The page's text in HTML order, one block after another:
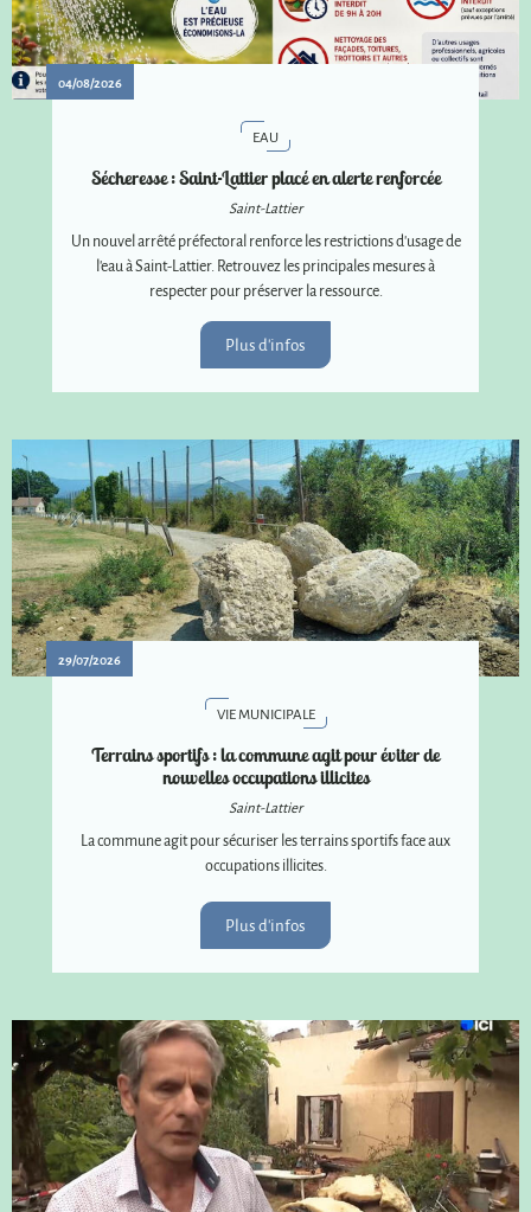
04/08/2026
EAU
Sécheresse : Saint-Lattier placé en alerte renforcée
Saint-Lattier
Un nouvel arrêté préfectoral renforce les restrictions d'usage de
l'eau à Saint-Lattier. Retrouvez les principales mesures à
respecter pour préserver la ressource.
Plus d'infos
29/07/2026
VIE MUNICIPALE
Terrains sportifs : la commune agit pour éviter de
nouvelles occupations illicites
Saint-Lattier
La commune agit pour sécuriser les terrains sportifs face aux
occupations illicites.
Plus d'infos